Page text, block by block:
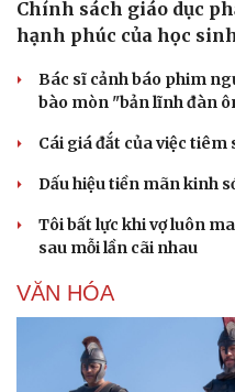
Chính sách giáo dục
hạnh phúc của học sinh
Bác sĩ cảnh báo phim
bào mòn "bản lĩnh đàn
Cái giá đắt của việc
Dấu hiệu tiền mãn kinh
Tôi bất lực khi vợ luôn
sau mỗi lần cãi nhau
VĂN HÓA